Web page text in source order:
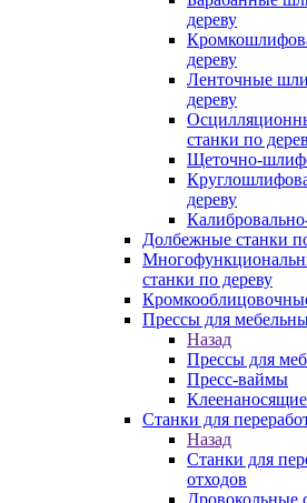
дереву
дереву
Ленточные
дереву
станки по
Щеточно-
дереву
Долбежные станки
станки по дереву
Прессы для
Назад
Прессы для
Пресс-ваймы
Станки для
Назад
Станки для
отходов
Дровокольные